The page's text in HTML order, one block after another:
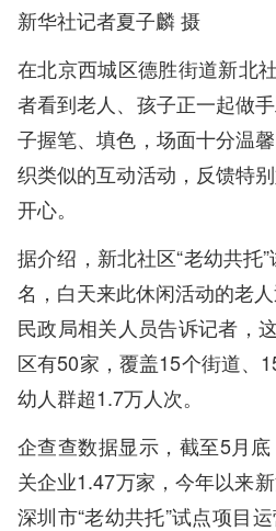
新华社记者夏子麟 摄
在北京西城区德胜街道新北
者看到老人、孩子正一起做
子握笔、填色，场面十分温
织类似的互动活动，反馈特
开心。
据介绍，新北社区“老幼共托
名，白天来此休闲活动的老
民政局相关人员告诉记者，
区有50家，覆盖15个街道、
幼人群超1.7万人次。
企查查数据显示，截至5月
关企业1.47万家，今年以来
深圳市“老幼共托”试点项目